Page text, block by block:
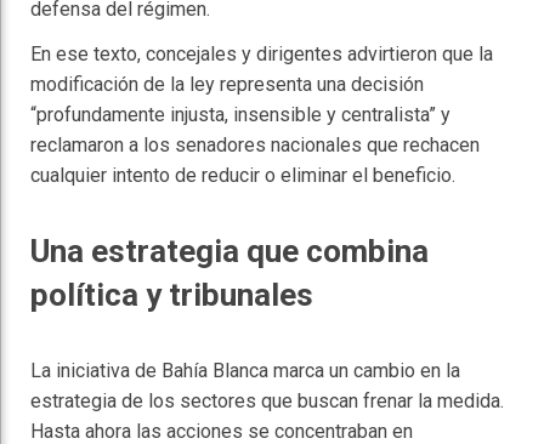
defensa del régimen.
En ese texto, concejales y dirigentes advirtieron que la
modificación de la ley representa una decisión
“profundamente injusta, insensible y centralista” y
reclamaron a los senadores nacionales que rechacen
cualquier intento de reducir o eliminar el beneficio.
Una estrategia que combina
política y tribunales
La iniciativa de Bahía Blanca marca un cambio en la
estrategia de los sectores que buscan frenar la medida.
Hasta ahora las acciones se concentraban en